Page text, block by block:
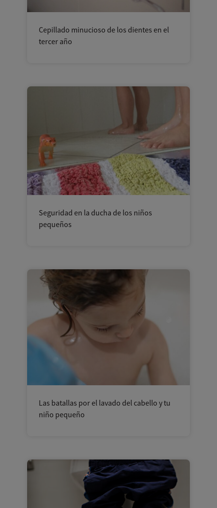
Cepillado minucioso de los dientes en el
tercer año
Seguridad en la ducha de los niños
pequeños
Las batallas por el lavado del cabello y tu
niño pequeño